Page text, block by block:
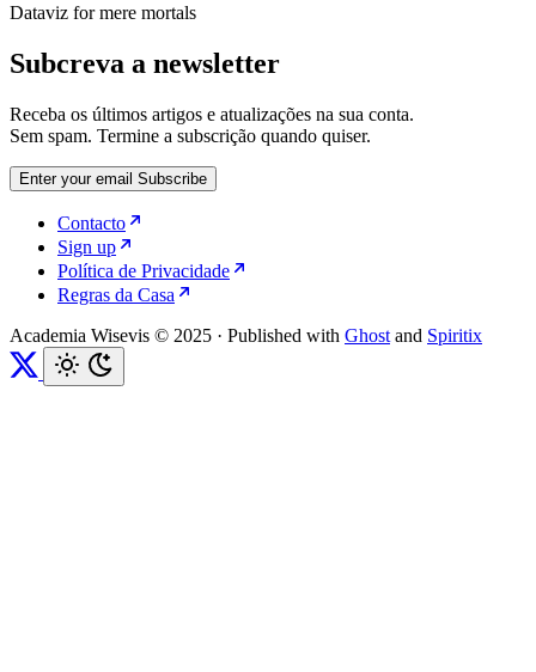
Dataviz for mere mortals
Subcreva a newsletter
Receba os últimos artigos e atualizações na sua conta.
Sem spam. Termine a subscrição quando quiser.
Enter your email Subscribe
Contacto
Sign up
Política de Privacidade
Regras da Casa
Academia Wisevis © 2025 · Published with Ghost and Spiritix